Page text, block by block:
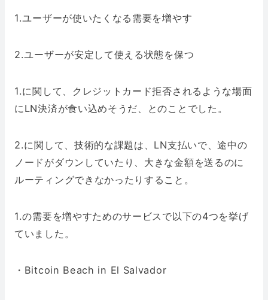
1.ユーザーが使いたくなる需要を増やす
2.ユーザーが安定して使える状態を保つ
1.に関して、クレジットカード拒否されるような場面
にLN決済が食い込めそうだ、とのことでした。
2.に関して、技術的な課題は、LN支払いで、途中の
ノードがダウンしていたり、大きな金額を送るのに
ルーティングできなかったりすること。
1.の需要を増やすためのサービスで以下の4つを挙げ
ていました。
・Bitcoin Beach in El Salvador